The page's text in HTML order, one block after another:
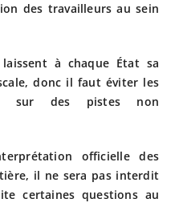
des travailleurs au sein
à chaque État sa
donc il faut éviter les
sur des pistes non
officielle des
il ne sera pas interdit
certaines questions au